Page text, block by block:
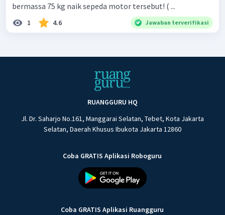
bermassa 75 kg naik sepeda motor tersebut! ( ...
1 4.6 Jawaban terverifikasi
RUANGGURU HQ
Jl. Dr. Saharjo No.161, Manggarai Selatan, Tebet, Kota Jakarta
Selatan, Daerah Khusus Ibukota Jakarta 12860
Coba GRATIS Aplikasi Roboguru
Coba GRATIS Aplikasi Ruangguru